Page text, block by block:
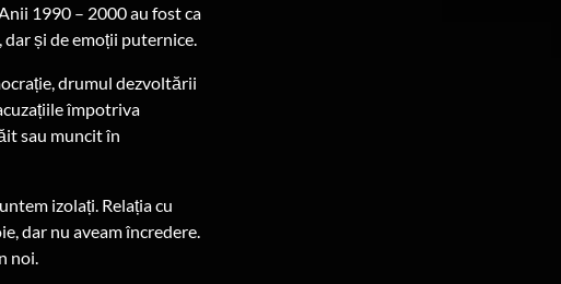
1990 – 2000 au fost ca
și de emoții puternice.
drumul dezvoltării
împotriva
sau muncit în
izolați. Relația cu
dar nu aveam încredere.
noi.